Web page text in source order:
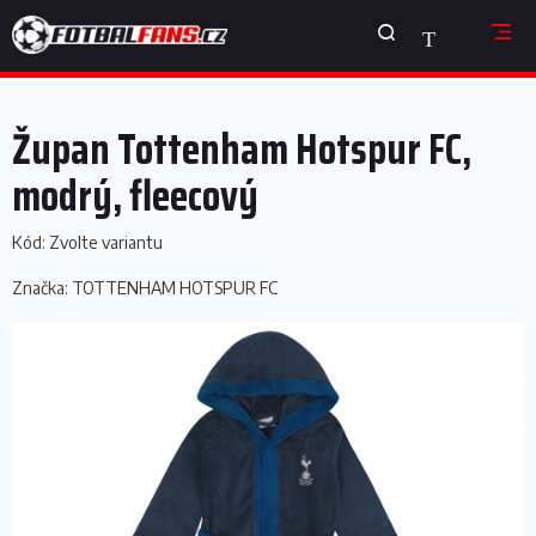
na
obsah
NÁKUPNÍ
KOŠÍK
Župan Tottenham Hotspur FC,
modrý, fleecový
Kód: Zvolte variantu
Značka: TOTTENHAM HOTSPUR FC